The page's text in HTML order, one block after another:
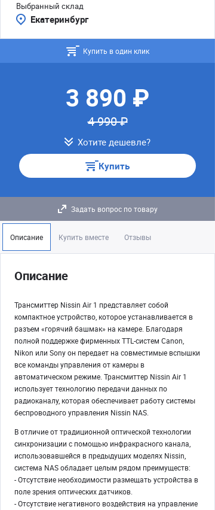
Выбранный склад
Екатеринбург
Купить в один клик
3 890 ₽
4 990 ₽
Хотите дешевле?
Купить
Задать вопрос по товару
Описание Купить вместе Отзывы
Описание
Трансмиттер Nissin Air 1 представляет собой
компактное устройство, которое устанавливается в
разъем «горячий башмак» на камере. Благодаря
полной поддержке фирменных TTL-систем Canon,
Nikon или Sony он передает на совместимые вспышки
все команды управления от камеры в
автоматическом режиме. Трансмиттер Nissin Air 1
использует технологию передачи данных по
радиоканалу, которая обеспечивает работу системы
беспроводного управления Nissin NAS.
В отличие от традиционной оптической технологии
синхронизации с помощью инфракрасного канала,
использовавшейся в предыдущих моделях Nissin,
система NAS обладает целым рядом преимуществ:
- Отсутствие необходимости размещать устройства в
поле зрения оптических датчиков.
- Отсутствие негативного воздействия на управление